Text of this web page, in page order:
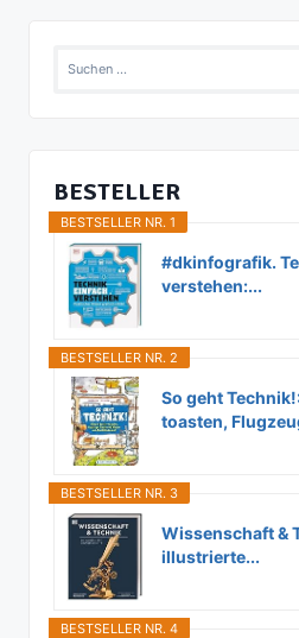
Suchen
BESTELLER
BESTSELLER NR. 1
#dkinfografik.
verstehen:...
BESTSELLER NR. 2
So geht
toasten,
BESTSELLER NR. 3
Wissenschaft &
illustrierte...
BESTSELLER NR. 4